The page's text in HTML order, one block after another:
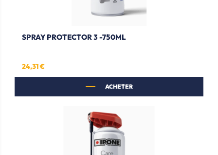
SPRAY PROTECTOR 3 -750ML
Prix
24,31 €
ACHETER